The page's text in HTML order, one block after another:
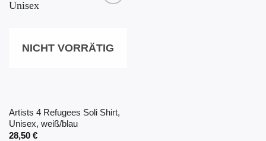
NICHT VORRÄTIG
Artists 4 Refugees Soli Shirt,
Unisex, weiß/blau
28,50 €